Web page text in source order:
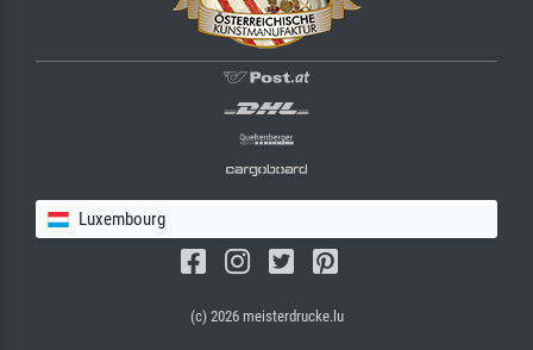
Luxembourg
(c) 2026 meisterdrucke.lu